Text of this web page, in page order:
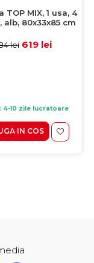
TOP MIX, 1 usa, 4
alb, 80x33x85 cm
lei 619 lei
4-10 zile lucratoare
IN COS